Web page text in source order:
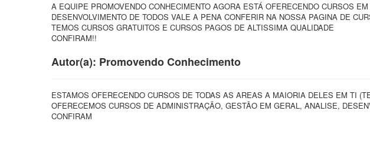
A EQUIPE PROMOVENDO CONHECIMENTO AGORA ESTÁ OFERECENDO CURSOS
DESENVOLVIMENTO DE TODOS VALE A PENA CONFERIR NA NOSSA PAGINA DE
TEMOS CURSOS GRATUITOS E CURSOS PAGOS DE ALTISSIMA QUALIDADE
CONFIRAM!!
Autor(a): Promovendo Conhecimento
ESTAMOS OFERECENDO CURSOS DE TODAS AS AREAS A MAIORIA DELES EM TI
OFERECEMOS CURSOS DE ADMINISTRAÇÃO, GESTÃO EM GERAL, ANALISE,
CONFIRAM